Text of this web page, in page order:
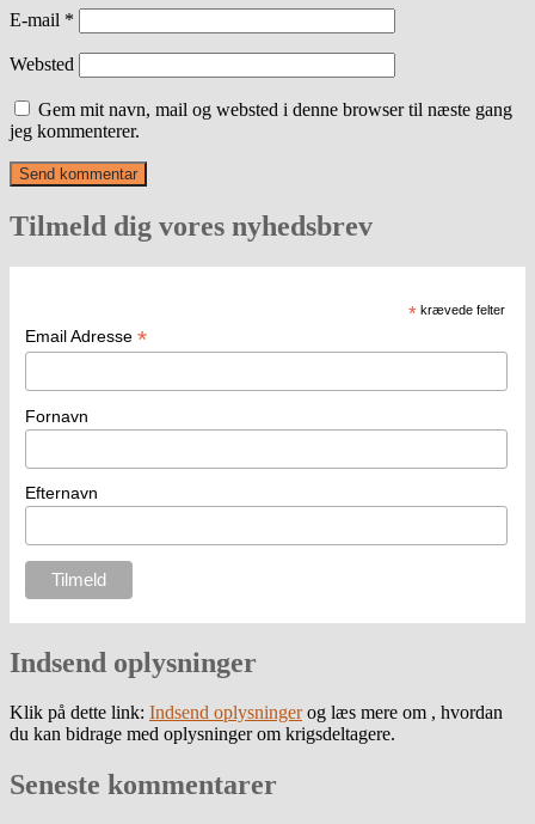
E-mail *
Websted
Gem mit navn, mail og websted i denne browser til næste gang
jeg kommenterer.
Tilmeld dig vores nyhedsbrev
* krævede felter
Email Adresse *
Fornavn
Efternavn
Indsend oplysninger
Klik på dette link: Indsend oplysningerog læs mere om , hvordan
du kan bidrage med oplysninger om krigsdeltagere.
Seneste kommentarer